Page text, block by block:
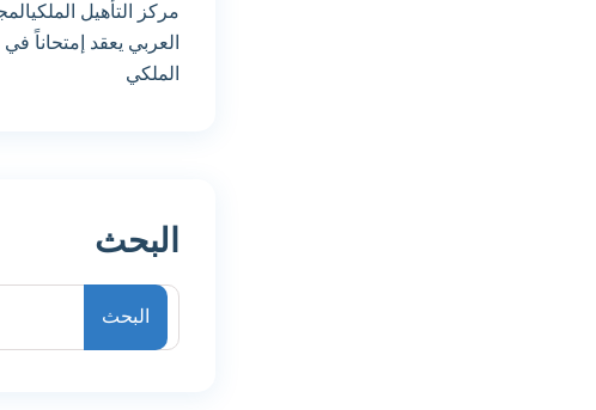
مركز التأهيل
العربي يعقد إمتحاناً
الملكي
البحث
البحث